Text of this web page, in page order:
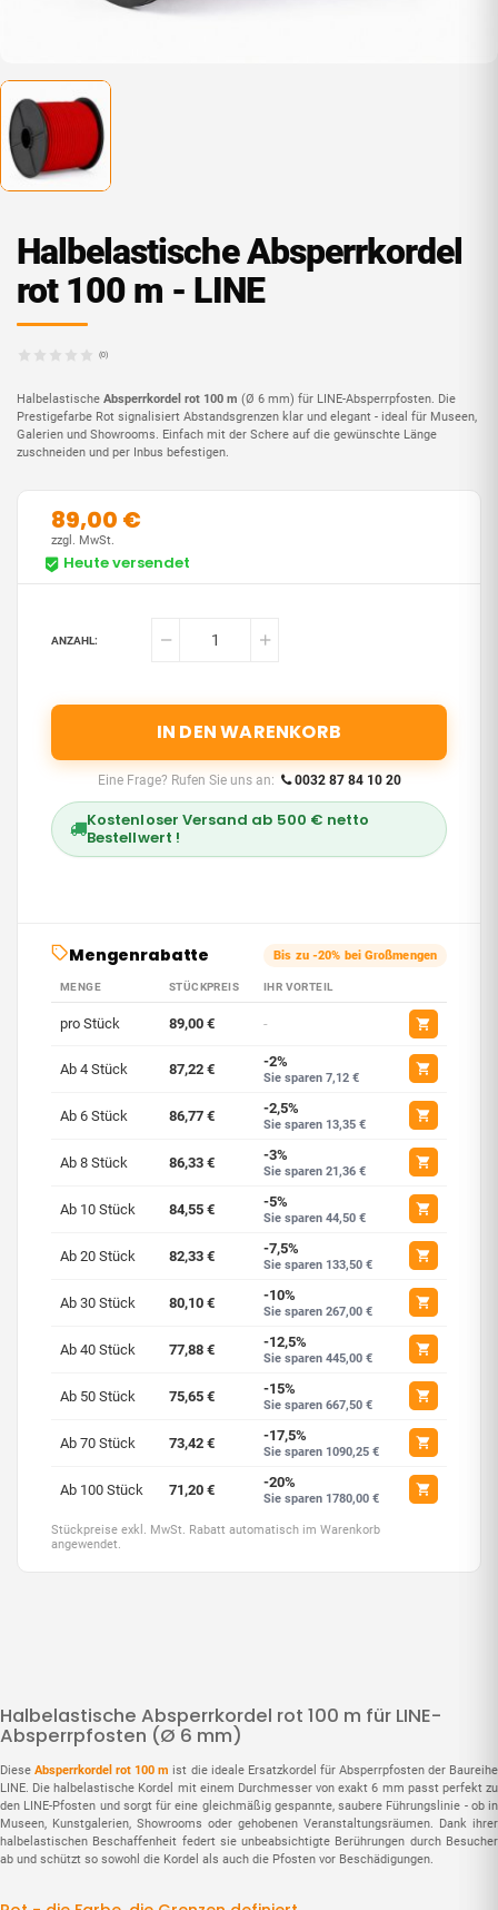
Halbelas­tische Absperrkordel rot 100 m für LINE-
Absperrpfosten (Ø 6 mm)
DieseAbsperrkordel rot 100 m ist die ideale Ersatzkordel für Absperrpfosten der Baureihe
LINE. Die halbelastische Kordel mit einem Durchmesser von exakt 6 mm passt perfekt zu
den LINE-Pfosten und sorgt für eine gleichmäßig gespannte, saubere Führungslinie - ob in
Museen, Kunstgalerien, Showrooms oder gehobenen Veranstaltungsräumen. Dank ihrer
halbelastischen Beschaffenheit federt sie unbeabsichtigte Berührungen durch Besucher
ab und schützt so sowohl die Kordel als auch die Pfosten vor Beschädigungen.
Halbelas­tische Absperrkordel
rot 100 m - LINE
(0)
Halbelastische Absperrkordel rot 100 m (Ø 6 mm) für LINE-Absperrpfosten. Die
Prestige­farbe Rot signalisiert Abstands­grenzen klar und elegant - ideal für Museen,
Galerien und Showrooms. Einfach mit der Schere auf die gewünschte Länge
zuschneiden und per Inbus befestigen.
89,00 €
Heute versendet
zzgl. MwSt.
ANZAHL:
IN DEN WARENKORB
Eine Frage? Rufen Sie uns an: 0032 87 84 10 20
Kostenloser Versand ab 500 € netto
Bestellwert !
Mengenrabatte Bis zu -20% bei Großmengen
MENGE STÜCKPREIS IHR VORTEIL
pro Stück 89,00 € -
Ab 4 Stück 87,22 € -2%
Sie sparen 7,12 €
Ab 6 Stück 86,77 € -2,5%
Sie sparen 13,35 €
Ab 8 Stück 86,33 € -3%
Sie sparen 21,36 €
Ab 10 Stück 84,55 € -5%
Sie sparen 44,50 €
Ab 20 Stück 82,33 € -7,5%
Sie sparen 133,50 €
Ab 30 Stück 80,10 € -10%
Sie sparen 267,00 €
Ab 40 Stück 77,88 € -12,5%
Sie sparen 445,00 €
Ab 50 Stück 75,65 € -15%
Sie sparen 667,50 €
Ab 70 Stück 73,42 € -17,5%
Sie sparen 1090,25 €
Ab 100 Stück 71,20 € -20%
Sie sparen 1780,00 €
Stückpreise exkl. MwSt. Rabatt automatisch im Warenkorb
angewendet.